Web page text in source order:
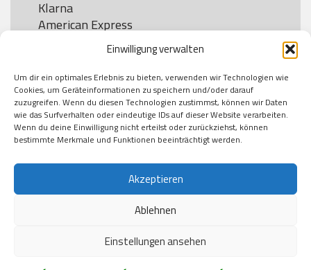
Einwilligung verwalten
Um dir ein optimales Erlebnis zu bieten, verwenden wir Technologien wie
Cookies, um Geräteinformationen zu speichern und/oder darauf
zuzugreifen. Wenn du diesen Technologien zustimmst, können wir Daten
wie das Surfverhalten oder eindeutige IDs auf dieser Website verarbeiten.
Wenn du deine Einwilligung nicht erteilst oder zurückziehst, können
bestimmte Merkmale und Funktionen beeinträchtigt werden.
Akzeptieren
Ablehnen
Einstellungen ansehen
Klarna
American Express
Versand
DHL
Klimaneutral